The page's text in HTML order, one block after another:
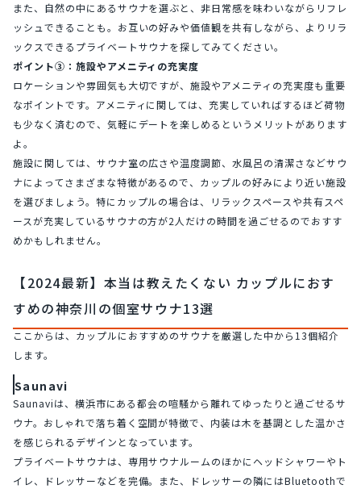
また、自然の中にあるサウナを選ぶと、非日常感を味わいながらリフレ
ッシュできることも。お互いの好みや価値観を共有しながら、よりリラ
ックスできるプライベートサウナを探してみてください。
ポイント③：施設やアメニティの充実度
ロケーションや雰囲気も大切ですが、施設やアメニティの充実度も重要
なポイントです。アメニティに関しては、充実していればするほど荷物
も少なく済むので、気軽にデートを楽しめるというメリットがあります
よ。
施設に関しては、サウナ室の広さや温度調節、水風呂の清潔さなどサウ
ナによってさまざまな特徴があるので、カップルの好みにより近い施設
を選びましょう。特にカップルの場合は、リラックスペースや共有スペ
ースが充実しているサウナの方が2人だけの時間を過ごせるのでおすす
めかもしれません。
【2024最新】本当は教えたくない カップルにおす
すめの神奈川の個室サウナ13選
ここからは、カップルにおすすめのサウナを厳選した中から13個紹介
します。
Saunavi
Saunaviは、横浜市にある都会の喧騒から離れてゆったりと過ごせるサ
ウナ。おしゃれで落ち着く空間が特徴で、内装は木を基調とした温かさ
を感じられるデザインとなっています。
プライベートサウナは、専用サウナルームのほかにヘッドシャワーやト
イレ、ドレッサーなどを完備。また、ドレッサーの隣にはBluetoothで